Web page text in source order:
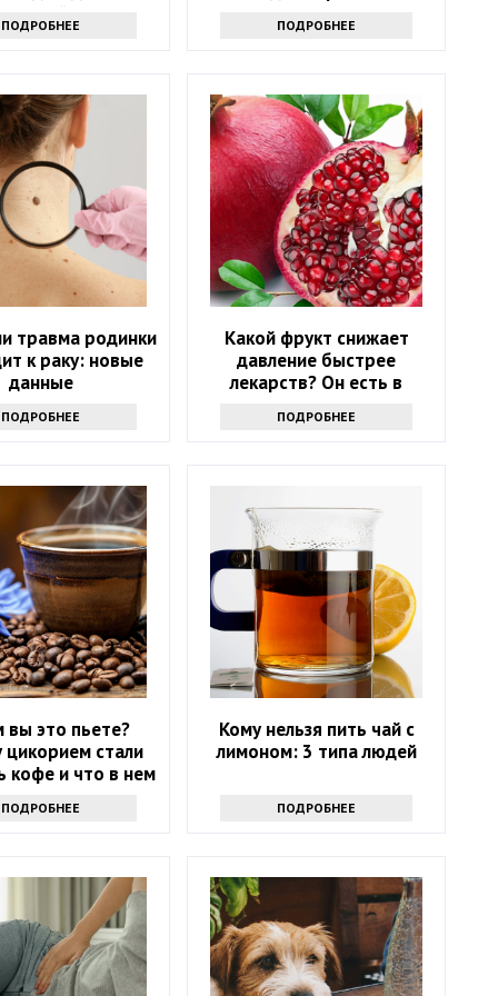
сок
ПОДРОБНЕЕ ПОДРОБНЕЕ
травма родинки
к раку: новые
данные
ПОДРОБНЕЕ
Какой фрукт снижает
давление быстрее
лекарств? Он есть в
ПОДРОБНЕЕ
вы это пьете?
стали
кофе и что в нем
ПОДРОБНЕЕ
Кому нельзя пить чай с
лимоном: 3 типа людей
ПОДРОБНЕЕ